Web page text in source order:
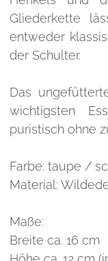
Gliederkette
entweder
der Schulter.
Das
wichtigsten
puristisch ohne
Farbe: taupe /
Material:
Maße:
Breite ca. 16 cm